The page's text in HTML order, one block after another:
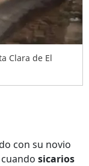
Clara de El
con su novio
cuando sicarios